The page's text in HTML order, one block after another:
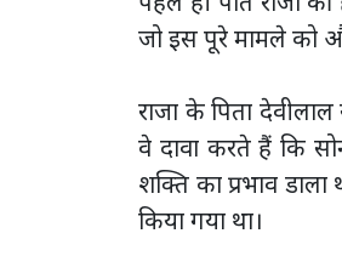
जो इस पूरे मामले को
राजा के पिता
वे दावा करते हैं कि
शक्ति का प्रभाव
किया गया था।